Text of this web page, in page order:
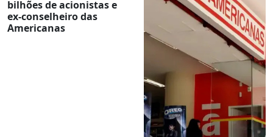
bilhões de acionistas e
ex-conselheiro das
Americanas